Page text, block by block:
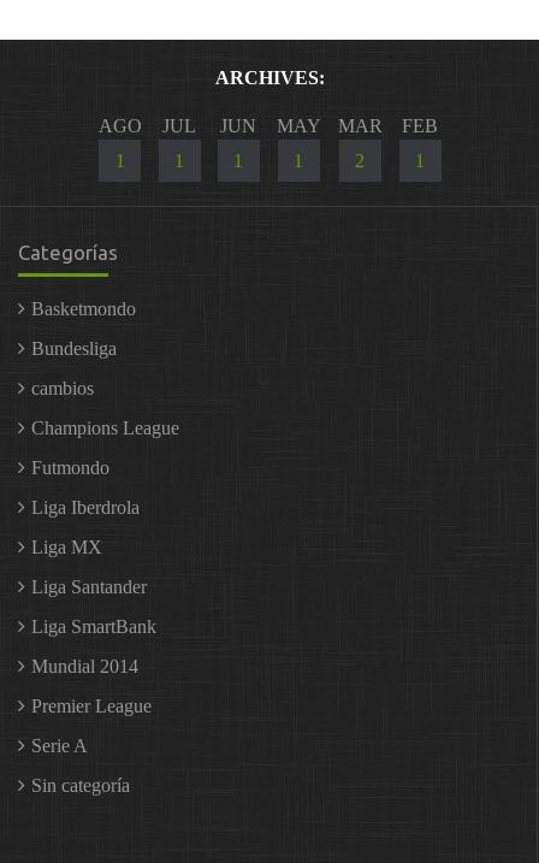
ARCHIVES:
AGO
1
JUL
1
JUN
1
MAY
1
MAR
2
FEB
1
Categorías
Basketmondo
Bundesliga
cambios
Champions League
Futmondo
Liga Iberdrola
Liga MX
Liga Santander
Liga SmartBank
Mundial 2014
Premier League
Serie A
Sin categoría